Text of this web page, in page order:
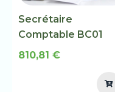
Secrétaire
Comptable BC01
810,81 €